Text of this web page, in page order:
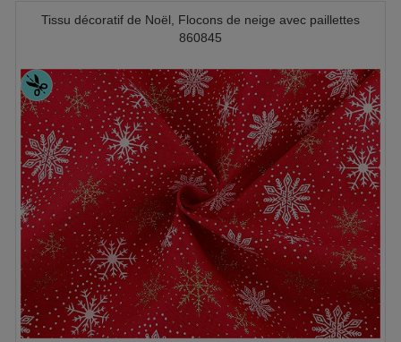
Tissu décoratif de Noël, Flocons de neige avec paillettes
860845